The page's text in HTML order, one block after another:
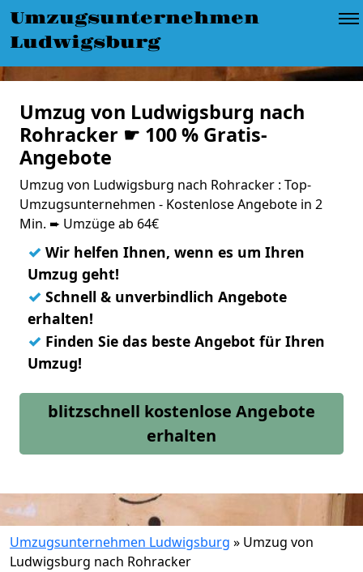
Umzugsunternehmen
Ludwigsburg
Umzug von Ludwigsburg nach
Rohracker ☛ 100 % Gratis-
Angebote
Umzug von Ludwigsburg nach Rohracker : Top-
Umzugsunternehmen - Kostenlose Angebote in 2
Min. ➨ Umzüge ab 64€
✓ Wir helfen Ihnen, wenn es um Ihren
Umzug geht!
✓ Schnell & unverbindlich Angebote
erhalten!
✓ Finden Sie das beste Angebot für Ihren
Umzug!
blitzschnell kostenlose Angebote
erhalten
Umzugsunternehmen Ludwigsburg » Umzug von
Ludwigsburg nach Rohracker